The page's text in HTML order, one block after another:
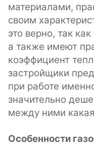
материалами,
своим
это верно, так
а также имеют
коэффициент
застройщики
при работе
значительно
между ними
Особенности